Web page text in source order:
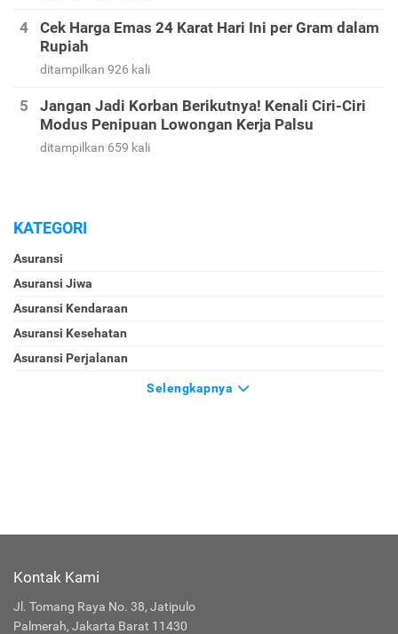
Cek Harga Emas 24 Karat Hari Ini per Gram dalam
Rupiah
ditampilkan 926 kali
Jangan Jadi Korban Berikutnya! Kenali Ciri-Ciri
Modus Penipuan Lowongan Kerja Palsu
ditampilkan 659 kali
KATEGORI
Asuransi
Asuransi Jiwa
Asuransi Kendaraan
Asuransi Kesehatan
Asuransi Perjalanan
Selengkapnya
Kontak Kami
Jl. Tomang Raya No. 38, Jatipulo
Palmerah, Jakarta Barat 11430